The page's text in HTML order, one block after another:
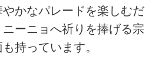
かなパレードを楽しむだ
ーニョへ祈りを捧げる宗
持っています。